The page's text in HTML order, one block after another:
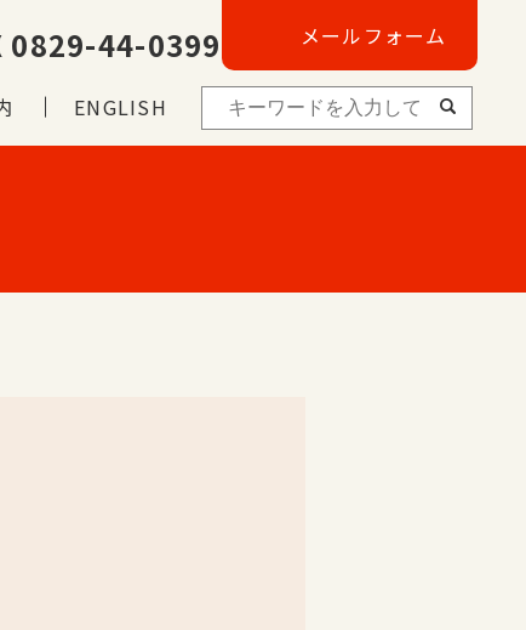
ENGLISH
0829-44-0399 メールフォーム